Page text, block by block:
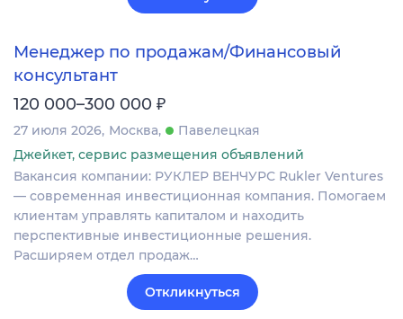
Менеджер по продажам/Финансовый
консультант
120 000–300 000 ₽
27 июля 2026 Москва
Павелецкая
Джейкет, сервис размещения объявлений
Вакансия компании: РУКЛЕР ВЕНЧУРС Rukler Ventures
— современная инвестиционная компания. Помогаем
клиентам управлять капиталом и находить
перспективные инвестиционные решения.
Расширяем отдел продаж…
Откликнуться